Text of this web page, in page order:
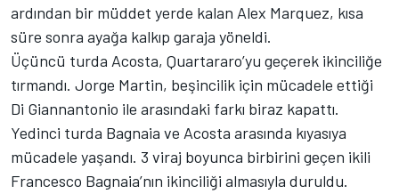
ardından bir müddet yerde kalan Alex Marquez, kısa
süre sonra ayağa kalkıp garaja yöneldi.
Üçüncü turda Acosta, Quartararo’yu geçerek ikinciliğe
tırmandı. Jorge Martin, beşincilik için mücadele ettiği
Di Giannantonio ile arasındaki farkı biraz kapattı.
Yedinci turda Bagnaia ve Acosta arasında kıyasıya
mücadele yaşandı. 3 viraj boyunca birbirini geçen ikili
Francesco Bagnaia’nın ikinciliği almasıyla duruldu.